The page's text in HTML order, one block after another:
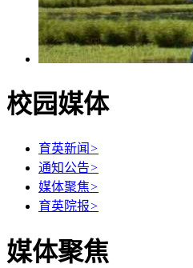
校园媒体
育英新闻 >
通知公告>
媒体聚焦>
育英院报>
媒体聚焦